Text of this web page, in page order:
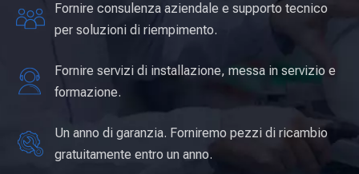
Fornire consulenza aziendale e supporto tecnico
per soluzioni di riempimento.
Fornire servizi di installazione, messa in servizio e
formazione.
Un anno di garanzia. Forniremo pezzi di ricambio
gratuitamente entro un anno.